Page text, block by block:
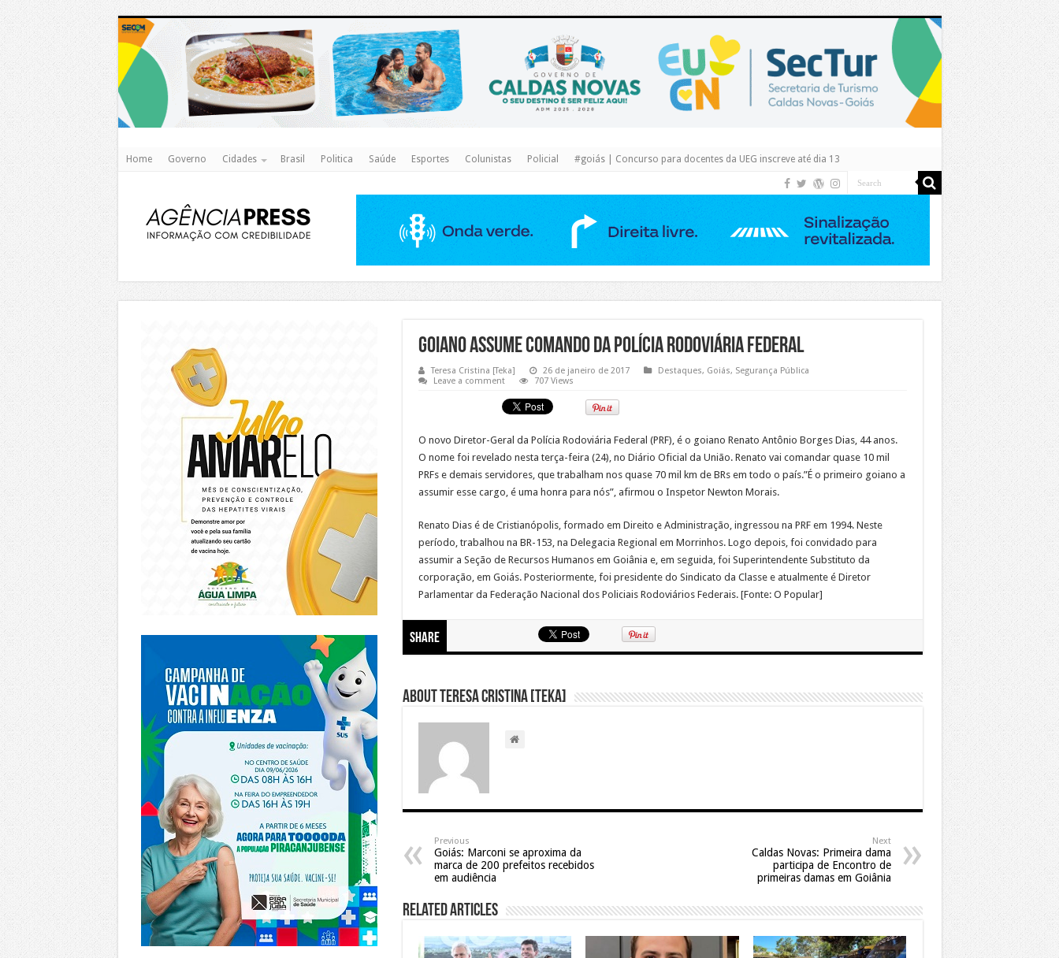
https://www.caldasnovas.go.gov.br/
Home Governo Cidades Brasil Politica Saúde Esportes Colunistas Policial #goiás | Concurso para docentes da UEG inscreve até dia 13
Goiano assume comando da Polícia Rodoviária Federal
Teresa Cristina [Teka] 26 de janeiro de 2017 Destaques, Goiás, Segurança Pública
Leave a comment
707 Views
O novo Diretor-Geral da Polícia Rodoviária Federal (PRF), é o goiano Renato Antônio Borges Dias, 44 anos.
O nome foi revelado nesta terça-feira (24), no Diário Oficial da União. Renato vai comandar quase 10 mil
PRFs e demais servidores, que trabalham nos quase 70 mil km de BRs em todo o país.”É o primeiro goiano a
assumir esse cargo, é uma honra para nós”, afirmou o Inspetor Newton Morais.
Renato Dias é de Cristianópolis, formado em Direito e Administração, ingressou na PRF em 1994. Neste
período, trabalhou na BR-153, na Delegacia Regional em Morrinhos. Logo depois, foi convidado para
assumir a Seção de Recursos Humanos em Goiânia e, em seguida, foi Superintendente Substituto da
corporação, em Goiás. Posteriormente, foi presidente do Sindicato da Classe e atualmente é Diretor
Parlamentar da Federação Nacional dos Policiais Rodoviários Federais. [Fonte: O Popular]
Share
About Teresa Cristina [Teka]
Previous
Goiás: Marconi se aproxima da
marca de 200 prefeitos recebidos
em audiência
Next
Caldas Novas: Primeira dama
participa de Encontro de
primeiras damas em Goiânia
Related Articles
https://piracanjuba.go.gov.br/